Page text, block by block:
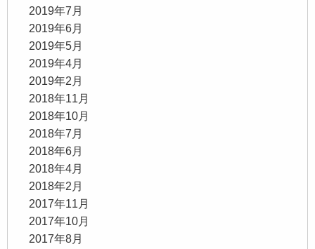
2019年7月
2019年6月
2019年5月
2019年4月
2019年2月
2018年11月
2018年10月
2018年7月
2018年6月
2018年4月
2018年2月
2017年11月
2017年10月
2017年8月